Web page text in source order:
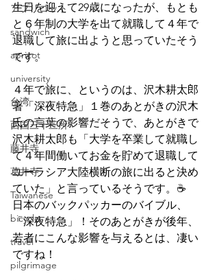
アプリコット
sandwich
apricot
university
台湾
西国三十三所
藤井寺
葛井寺
Taiwanese
bicycle
travel
pilgrimage
生日を迎えて29歳になったが、もとも
と６年制の大学を出て就職して４年で
退職して旅に出ようと思っていたそう
です。
４年で旅に、というのは、沢木耕太郎
著「深夜特急」１巻のあとがきの沢木
氏の言葉の影響だそうで、あとがきで
沢木耕太郎も「大学を卒業して就職し
て４年間働いてお金を貯めて退職して
ユーラシア大陸横断の旅に出ると決め
ていた」と言っているそうです。☕
日本のバックパッカーのバイブル、
「深夜特急」！そのあとがきが後年、
若者にこんな影響を与えるとは、凄い
ですね！